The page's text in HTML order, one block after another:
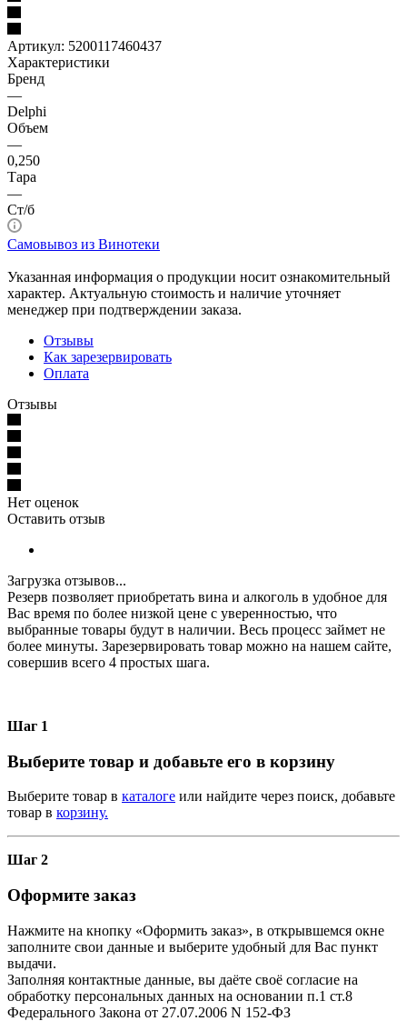
Артикул: 5200117460437
Характеристики
Бренд
—
Delphi
Объем
—
0,250
Тара
—
Ст/б
Самовывоз из Винотеки
Указанная информация о продукции носит ознакомительный
характер. Актуальную стоимость и наличие уточняет
менеджер при подтверждении заказа.
Отзывы
Как зарезервировать
Оплата
Отзывы
Нет оценок
Оставить отзыв
Загрузка отзывов...
Резерв позволяет приобретать вина и алкоголь в удобное для
Вас время по более низкой цене с уверенностью, что
выбранные товары будут в наличии. Весь процесс займет не
более минуты. Зарезервировать товар можно на нашем сайте,
совершив всего 4 простых шага.
Шаг 1
Выберите товар и добавьте его в корзину
Выберите товар в каталоге или найдите через поиск, добавьте
товар в корзину.
Шаг 2
Оформите заказ
Нажмите на кнопку «Оформить заказ», в открывшемся окне
заполните свои данные и выберите удобный для Вас пункт
выдачи.
Заполняя контактные данные, вы даёте своё согласие на
обработку персональных данных на основании п.1 ст.8
Федерального Закона от 27.07.2006 N 152-ФЗ